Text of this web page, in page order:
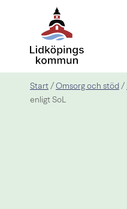
Start / Omsorg och stöd /
enligt SoL